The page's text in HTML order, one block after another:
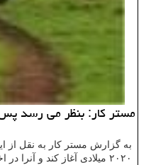
مستر كار: بنظر می رسد پس
۲۰۲۰ میلادی آغاز كند و آنرا در اختیار مشتریان و علاقمندان قرار دهد.